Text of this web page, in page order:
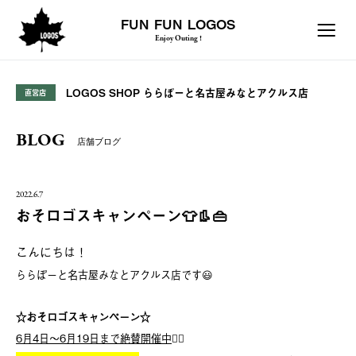
FUN FUN LOGOS
Enjoy Outing !
直営店 LOGOS SHOP ららぽーと名古屋みなとアクルス店
BLOG 店舗ブログ
2022.6.7
おそロゴスキャンペーン👕👢👜
こんにちは！
ららぽーと名古屋みなとアクルス店です😃
☆おそロゴスキャンペーン☆
6月4日〜6月19日まで絶賛開催中🙆‍♂️